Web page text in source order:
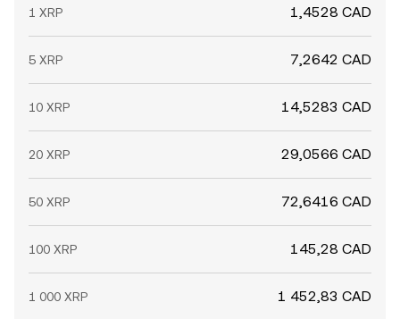
наблюдали разные значения XRP/CAD conversion rate
1 XRP 1,4528 CAD
5 XRP 7,2642 CAD
10 XRP 14,5283 CAD
20 XRP 29,0566 CAD
50 XRP 72,6416 CAD
100 XRP 145,28 CAD
1 000 XRP 1 452,83 CAD